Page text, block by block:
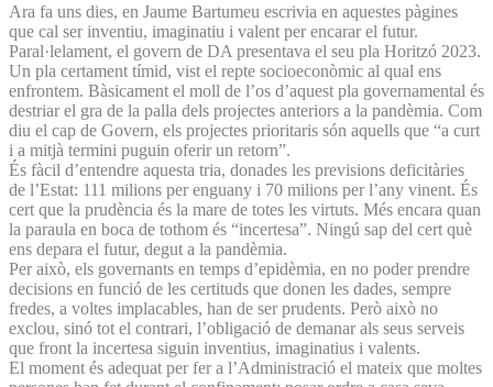
Ara fa uns dies, en Jaume Bartumeu escrivia en aquestes pàgines
que cal ser inventiu, imaginatiu i valent per encarar el futur.
Paral·lelament, el govern de DA presentava el seu pla Horitzó 2023.
Un pla certament tímid, vist el repte socioeconòmic al qual ens
enfrontem. Bàsicament el moll de l’os d’aquest pla governamental és
destriar el gra de la palla dels projectes anteriors a la pandèmia. Com
diu el cap de Govern, els projectes prioritaris són aquells que “a curt
i a mitjà termini puguin oferir un retorn”.
És fàcil d’entendre aquesta tria, donades les previsions deficitàries
de l’Estat: 111 milions per enguany i 70 milions per l’any vinent. És
cert que la prudència és la mare de totes les virtuts. Més encara quan
la paraula en boca de tothom és “incertesa”. Ningú sap del cert què
ens depara el futur, degut a la pandèmia.
Per això, els governants en temps d’epidèmia, en no poder prendre
decisions en funció de les certituds que donen les dades, sempre
fredes, a voltes implacables, han de ser prudents. Però això no
exclou, sinó tot el contrari, l’obligació de demanar als seus serveis
que front la incertesa siguin inventius, imaginatius i valents.
El moment és adequat per fer a l’Administració el mateix que moltes